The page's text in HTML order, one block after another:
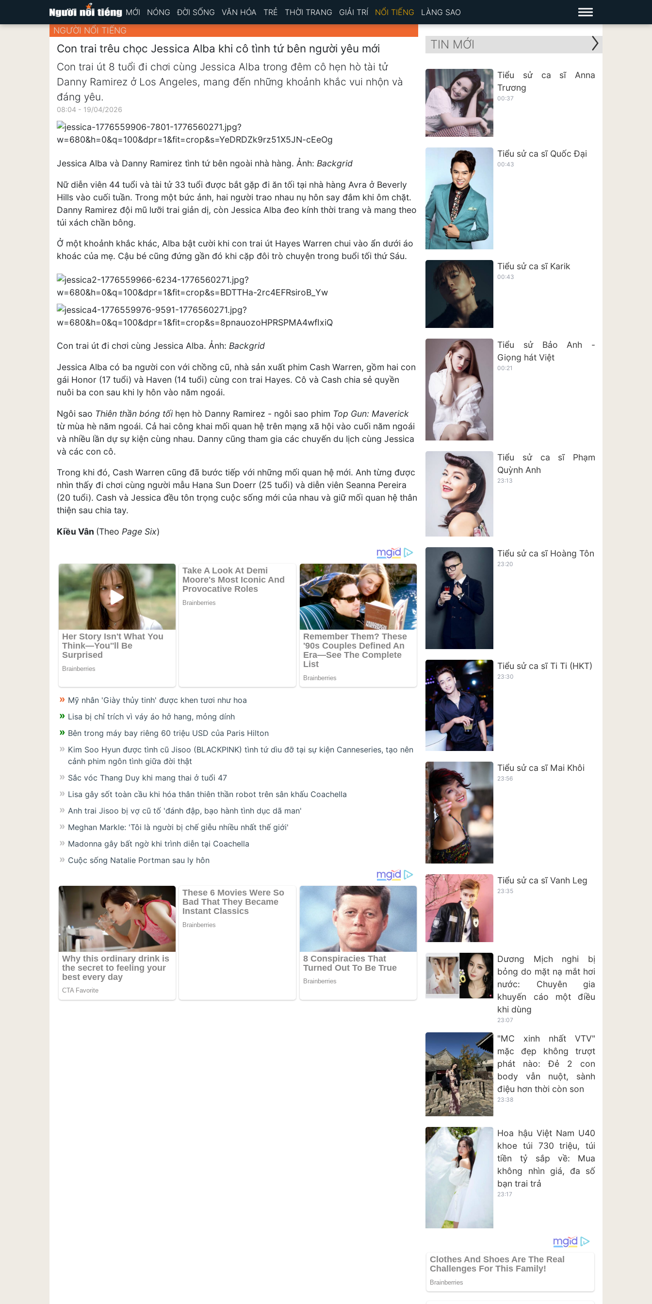
MỚI NÓNG ĐỜI SỐNG VĂN HÓA TRẺ THỜI TRANG GIẢI TRÍ NỔI TIẾNG LÀNG SAO
NGƯỜI NỔI TIẾNG
Con trai trêu chọc Jessica Alba khi cô tình tứ bên người yêu mới
Con trai út 8 tuổi đi chơi cùng Jessica Alba trong đêm cô hẹn hò tài tử
Danny Ramirez ở Los Angeles, mang đến những khoảnh khắc vui nhộn và
đáng yêu.
08:04 - 19/04/2026
Jessica Alba và Danny Ramirez tình tứ bên ngoài nhà hàng. Ảnh: Backgrid
Nữ diễn viên 44 tuổi và tài tử 33 tuổi được bắt gặp đi ăn tối tại nhà hàng Avra ở Beverly
Hills vào cuối tuần. Trong một bức ảnh, hai người trao nhau nụ hôn say đắm khi ôm chặt.
Danny Ramirez đội mũ lưỡi trai giản dị, còn Jessica Alba đeo kính thời trang và mang theo
túi xách chần bông.
Ở một khoảnh khắc khác, Alba bật cười khi con trai út Hayes Warren chui vào ẩn dưới áo
khoác của mẹ. Cậu bé cũng đứng gần đó khi cặp đôi trò chuyện trong buổi tối thứ Sáu.
Con trai út đi chơi cùng Jessica Alba. Ảnh: Backgrid
Jessica Alba có ba người con với chồng cũ, nhà sản xuất phim Cash Warren, gồm hai con
gái Honor (17 tuổi) và Haven (14 tuổi) cùng con trai Hayes. Cô và Cash chia sẻ quyền
nuôi ba con sau khi ly hôn vào năm ngoái.
Ngôi sao Thiên thần bóng tối hẹn hò Danny Ramirez - ngôi sao phim Top Gun: Maverick
từ mùa hè năm ngoái. Cả hai công khai mối quan hệ trên mạng xã hội vào cuối năm ngoái
và nhiều lần dự sự kiện cùng nhau. Danny cũng tham gia các chuyến du lịch cùng Jessica
và các con cô.
Trong khi đó, Cash Warren cũng đã bước tiếp với những mối quan hệ mới. Anh từng được
nhìn thấy đi chơi cùng người mẫu Hana Sun Doerr (25 tuổi) và diễn viên Seanna Pereira
(20 tuổi). Cash và Jessica đều tôn trọng cuộc sống mới của nhau và giữ mối quan hệ thân
thiện sau chia tay.
Kiều Vân (Theo Page Six)
Mỹ nhân 'Giày thủy tinh' được khen tươi như hoa
Lisa bị chỉ trích vì váy áo hở hang, mỏng dính
Bên trong máy bay riêng 60 triệu USD của Paris Hilton
Kim Soo Hyun được tình cũ Jisoo (BLACKPINK) tình tứ dìu đỡ tại sự kiện Canneseries, tạo nên
cảnh phim ngôn tình giữa đời thật
Sắc vóc Thang Duy khi mang thai ở tuổi 47
Lisa gây sốt toàn cầu khi hóa thân thiên thần robot trên sân khấu Coachella
Anh trai Jisoo bị vợ cũ tố 'đánh đập, bạo hành tình dục dã man'
Meghan Markle: 'Tôi là người bị chế giễu nhiều nhất thế giới'
Madonna gây bất ngờ khi trình diễn tại Coachella
Cuộc sống Natalie Portman sau ly hôn
TIN MỚI
Tiểu sử ca sĩ Anna
Trương
00:37
Tiểu sử ca sĩ Quốc Đại
00:43
Tiểu sử ca sĩ Karik
00:43
Tiểu sử Bảo Anh -
Giọng hát Việt
00:21
Tiểu sử ca sĩ Phạm
Quỳnh Anh
23:13
Tiểu sử ca sĩ Hoàng Tôn
23:20
Tiểu sử ca sĩ Ti Ti (HKT)
23:30
Tiểu sử ca sĩ Mai Khôi
23:56
Tiểu sử ca sĩ Vanh Leg
23:35
Dương Mịch nghi bị
bỏng do mặt nạ mắt hơi
nước: Chuyên gia
khuyến cáo một điều
khi dùng
23:07
"MC xinh nhất VTV"
mặc đẹp không trượt
phát nào: Đẻ 2 con
body vẫn nuột, sành
điệu hơn thời còn son
23:38
Hoa hậu Việt Nam U40
khoe túi 730 triệu, túi
tiền tỷ sắp về: Mua
không nhìn giá, đa số
bạn trai trả
23:17